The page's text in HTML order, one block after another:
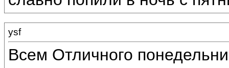
ysf
Всем Отличного